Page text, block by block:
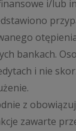
i/lub
bankach.
i nie
z
zawarte